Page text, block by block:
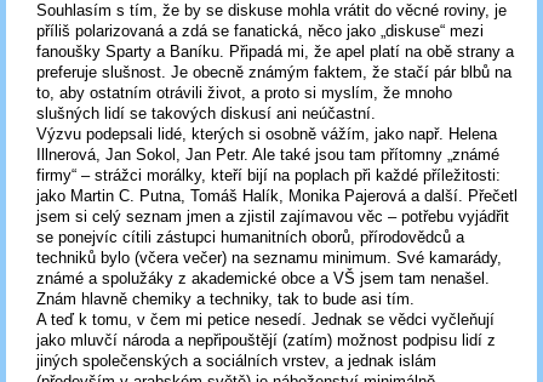
Souhlasím s tím, že by se diskuse mohla vrátit do věcné roviny, je
příliš polarizovaná a zdá se fanatická, něco jako „diskuse“ mezi
fanoušky Sparty a Baníku. Připadá mi, že apel platí na obě strany a
preferuje slušnost. Je obecně známým faktem, že stačí pár blbů na
to, aby ostatním otrávili život, a proto si myslím, že mnoho
slušných lidí se takových diskusí ani neúčastní.
Výzvu podepsali lidé, kterých si osobně vážím, jako např. Helena
Illnerová, Jan Sokol, Jan Petr. Ale také jsou tam přítomny „známé
firmy“ – strážci morálky, kteří bijí na poplach při každé příležitosti:
jako Martin C. Putna, Tomáš Halík, Monika Pajerová a další. Přečetl
jsem si celý seznam jmen a zjistil zajímavou věc – potřebu vyjádřit
se ponejvíc cítili zástupci humanitních oborů, přírodovědců a
techniků bylo (včera večer) na seznamu minimum. Své kamarády,
známé a spolužáky z akademické obce a VŠ jsem tam nenašel.
Znám hlavně chemiky a techniky, tak to bude asi tím.
A teď k tomu, v čem mi petice nesedí. Jednak se vědci vyčleňují
jako mluvčí národa a nepřipouštějí (zatím) možnost podpisu lidí z
jiných společenských a sociálních vrstev, a jednak islám